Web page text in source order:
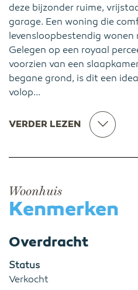
deze bijzonder ruime,
garage. Een woning die
levensloopbestendig
Gelegen op een royaal
voorzien van een
begane grond, is dit een
volop...
VERDER LEZEN
Woonhuis
Kenmerken
Overdracht
Status
Verkocht